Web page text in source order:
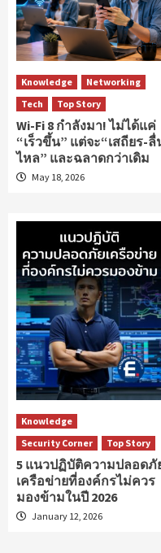
Knowledge
Networking
Tech
Top Story
Wi-Fi 8 กำลังมา! ไม่ได้แค่
“เร็วขึ้น” แต่จะ“เสถียร-ลื่
ไหล” และฉลาดกว่าเดิม
May 18, 2026
Knowledge
Security Corner
Top Story
5 แนวปฏิบัติความปลอดภั
เครือข่ายที่องค์กรไม่ควร
มองข้ามในปี 2026
January 12, 2026